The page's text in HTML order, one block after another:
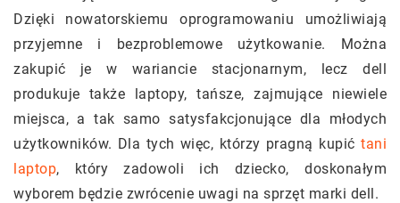
Dzięki nowatorskiemu oprogramowaniu umożliwiają
przyjemne i bezproblemowe użytkowanie. Można
zakupić je w wariancie stacjonarnym, lecz dell
produkuje także laptopy, tańsze, zajmujące niewiele
miejsca, a tak samo satysfakcjonujące dla młodych
użytkowników. Dla tych więc, którzy pragną kupić tani
laptop, który zadowoli ich dziecko, doskonałym
wyborem będzie zwrócenie uwagi na sprzęt marki dell.